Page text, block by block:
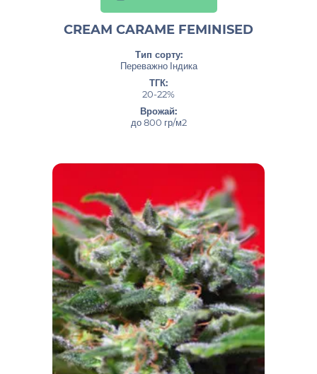
CREAM CARAME FEMINISED
Тип сорту:
Переважно Індика
ТГК:
20-22%
Врожай:
до 800 гр/м2